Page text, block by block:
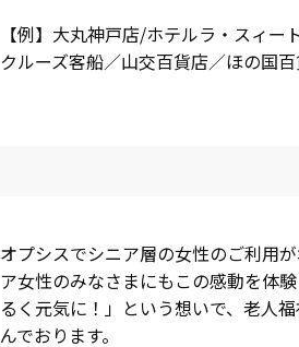
【例】大丸神戸店/ホテルラ・スィ
クルーズ客船／山交百貨店／ほの国
オプシスでシニア層の女性のご利用
ア女性のみなさまにもこの感動を体
るく元気に！」という想いで、老人
んでおります。